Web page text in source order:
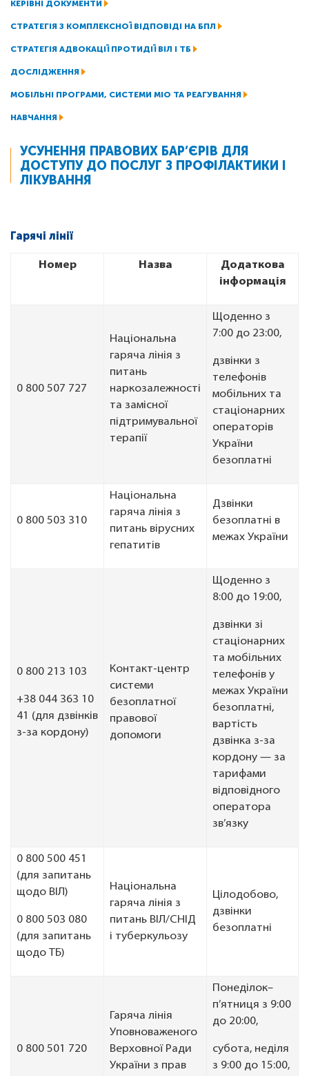
КЕРІВНІ ДОКУМЕНТИ
СТРАТЕГІЯ З КОМПЛЕКСНОЇ ВІДПОВІДІ НА БПЛ
СТРАТЕГІЯ АДВОКАЦІЇ ПРОТИДІЇ ВІЛ І ТБ
ДОСЛІДЖЕННЯ
МОБІЛЬНІ ПРОГРАМИ, СИСТЕМИ МІО ТА РЕАГУВАННЯ
НАВЧАННЯ
УСУНЕННЯ ПРАВОВИХ БАР’ЄРІВ ДЛЯ
ДОСТУПУ ДО ПОСЛУГ З ПРОФІЛАКТИКИ І
ЛІКУВАННЯ
Гарячі лінії
Номер Назва
Додаткова
інформація
0 800 507 727
Національна
гаряча лінія з
питань
наркозалежності
та замісної
підтримувальної
терапії
Щоденно з
7:00 до 23:00,
дзвінки з
телефонів
мобільних та
стаціонарних
операторів
України
безоплатні
0 800 503 310
Національна
гаряча лінія з
питань вірусних
гепатитів
Дзвінки
безоплатні в
межах України
0 800 213 103
+38 044 363 10
41 (для дзвінків
з-за кордону)
Контакт-центр
системи
безоплатної
правової
допомоги
Щоденно з
8:00 до 19:00,
дзвінки зі
стаціонарних
та мобільних
телефонів у
межах України
безоплатні,
вартість
дзвінка з-за
кордону — за
тарифами
відповідного
оператора
зв’язку
0 800 500 451
(для запитань
щодо ВІЛ)
0 800 503 080
(для запитань
щодо ТБ)
Національна
гаряча лінія з
питань ВІЛ/СНІД
і туберкульозу
Цілодобово,
дзвінки
безоплатні
0 800 501 720
Гаряча лінія
Уповноваженого
Верховної Ради
України з прав
Понеділок–
п’ятниця з 9:00
до 20:00,
субота, неділя
з 9:00 до 15:00,